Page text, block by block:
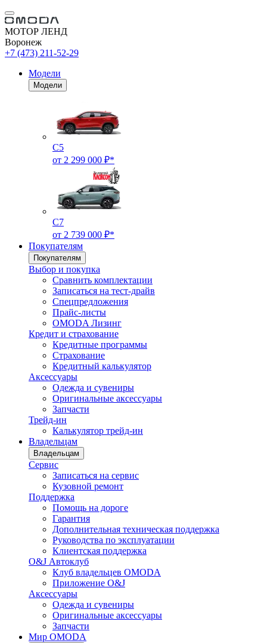
МОТОР ЛЕНД
Воронеж
+7 (473) 211-52-29
Модели
Модели
C5
от 2 299 000 ₽*
C7
от 2 739 000 ₽*
Покупателям
Покупателям
Выбор и покупка
Сравнить комплектации
Записаться на тест-драйв
Cпецпредложения
Прайс-листы
OMODA Лизинг
Кредит и страхование
Кредитные программы
Страхование
Кредитный калькулятор
Аксессуары
Одежда и сувениры
Оригинальные аксессуары
Запчасти
Трейд-ин
Калькулятор трейд-ин
Владельцам
Владельцам
Сервис
Записаться на сервис
Кузовной ремонт
Поддержка
Помощь на дороге
Гарантия
Дополнительная техническая поддержка
Руководства по эксплуатации
Клиентская поддержка
O&J Автоклуб
Клуб владельцев OMODA
Приложение O&J
Аксессуары
Одежда и сувениры
Оригинальные аксессуары
Запчасти
Мир OMODA